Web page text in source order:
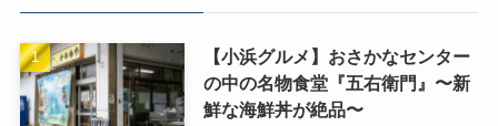
【小浜グルメ】おさかなセンター
の中の名物食堂『五右衛門』〜新
鮮な海鮮丼が絶品〜